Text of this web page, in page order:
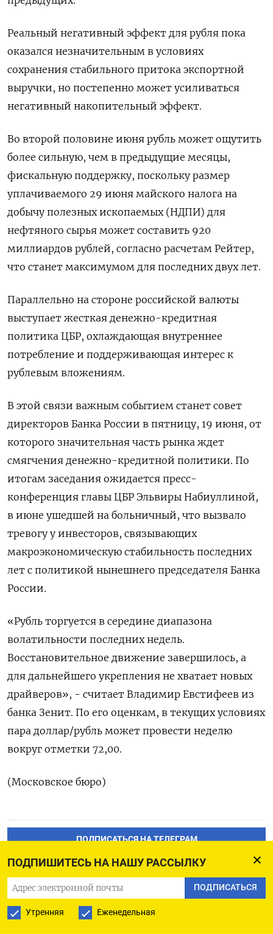
ПОДПИШИТЕСЬ НА НАШУ РАССЫЛКУ
ПОДПИСАТЬСЯ
Утренняя Еженедельная
Реальный негативный эффект для рубля пока
оказался незначительным в условиях
сохранения стабильного притока экспортной
выручки, но постепенно может усиливаться
негативный накопительный эффект.
Во второй половине июня рубль может ощутить
более сильную, чем в предыдущие месяцы,
фискальную поддержку, поскольку размер
уплачиваемого 29 июня майского налога на
добычу полезных ископаемых (НДПИ) для
нефтяного сырья может составить 920
миллиардов рублей, согласно расчетам Рейтер,
что станет максимумом для последних двух лет.
Параллельно на стороне российской валюты ​
выступает жесткая денежно-кредитная
политика ЦБР, охлаждающая внутреннее
потребление ⁠и поддерживающая интерес к
рублевым вложениям.
В этой связи важным событием станет совет
директоров Банка России в пятницу, 19 июня, от
которого значительная часть рынка ждет
смягчения денежно-кредитной ‌политики. По
итогам заседания ожидается пресс-
конференция главы ЦБР Эльвиры Набиуллиной,
в июне ушедшей на больничный, что вызвало
тревогу у ‌инвесторов, связывающих
макроэкономическую стабильность последних
лет с политикой нынешнего председателя Банка
России.
«Рубль торгуется в середине диапазона
волатильности последних недель.
Восстановительное движение завершилось, ​а
для дальнейшего укрепления не хватает новых
драйверов», - считает Владимир Евстифеев из
банка Зенит. По его ‌оценкам, в текущих условиях
пара доллар/рубль может провести неделю
вокруг отметки 72,00.
(Московское бюро)
ПОДПИСАТЬСЯ НА ТЕЛЕГРАМ